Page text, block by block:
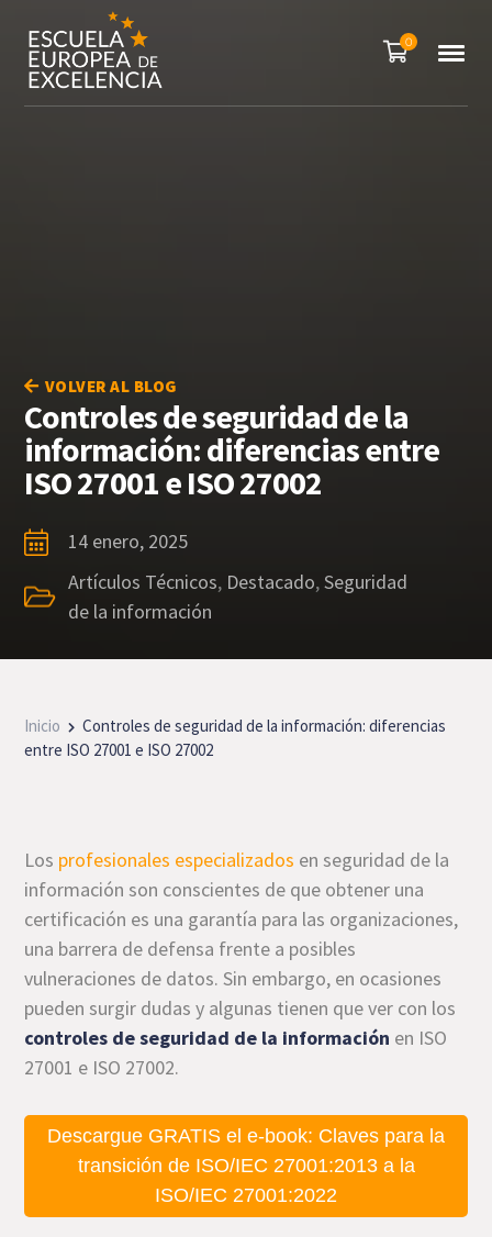
0
VOLVER AL BLOG
Controles de seguridad de la
información: diferencias entre
ISO 27001 e ISO 27002
14 enero, 2025
Artículos Técnicos, Destacado,Seguridad
de la información
Inicio
Controles de seguridad de la información: diferencias
entre ISO 27001 e ISO 27002
Los profesionales especializados en seguridad de la
información son conscientes de que obtener una
certificación es una garantía para las organizaciones,
una barrera de defensa frente a posibles
vulneraciones de datos. Sin embargo, en ocasiones
pueden surgir dudas y algunas tienen que ver con los
controles de seguridad de la información en ISO
27001 e ISO 27002.
Descargue GRATIS el e-book: Claves para la
transición de ISO/IEC 27001:2013 a la
ISO/IEC 27001:2022